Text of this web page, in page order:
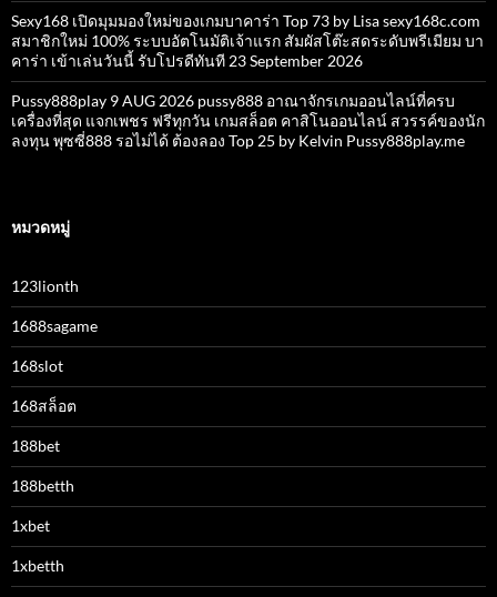
Sexy168 เปิดมุมมองใหม่ของเกมบาคาร่า Top 73 by Lisa sexy168c.com
สมาชิกใหม่ 100% ระบบอัตโนมัติเจ้าแรก สัมผัสโต๊ะสดระดับพรีเมียม บา
คาร่า เข้าเล่นวันนี้ รับโปรดีทันที 23 September 2026
Pussy888play 9 AUG 2026 pussy888 อาณาจักรเกมออนไลน์ที่ครบ
เครื่องที่สุด แจกเพชร ฟรีทุกวัน เกมสล็อต คาสิโนออนไลน์ สวรรค์ของนัก
ลงทุน พุซซี่888 รอไม่ได้ ต้องลอง Top 25 by Kelvin Pussy888play.me
หมวดหมู่
123lionth
1688sagame
168slot
168สล็อต
188bet
188betth
1xbet
1xbetth